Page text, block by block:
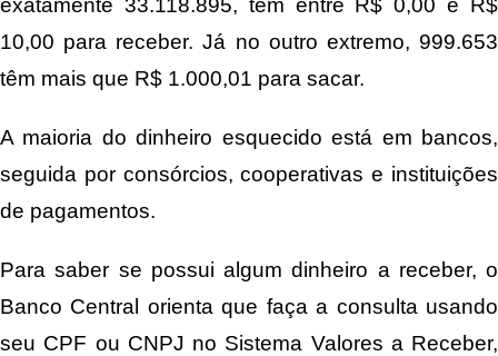
exatamente 33.118.895, tem entre R$ 0,00 e R$
10,00 para receber. Já no outro extremo, 999.653
têm mais que R$ 1.000,01 para sacar.
A maioria do dinheiro esquecido está em bancos,
seguida por consórcios, cooperativas e instituições
de pagamentos.
Para saber se possui algum dinheiro a receber, o
Banco Central orienta que faça a consulta usando
seu CPF ou CNPJ no Sistema Valores a Receber,